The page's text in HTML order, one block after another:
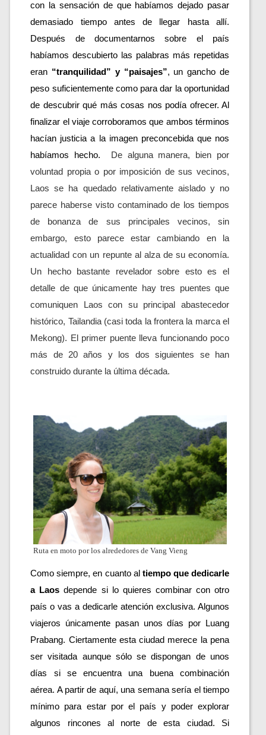
con la sensación de que habíamos dejado pasar
demasiado tiempo antes de llegar hasta allí.
Después de documentarnos sobre el país
habíamos descubierto las palabras más repetidas
eran “tranquilidad” y “paisajes”, un gancho de
peso suficientemente como para dar la oportunidad
de descubrir qué más cosas nos podía ofrecer. Al
finalizar el viaje corroboramos que ambos términos
hacían justicia a la imagen preconcebida que nos
habíamos hecho.
De alguna manera, bien por
voluntad propia o por imposición de sus vecinos,
Laos se ha quedado relativamente aislado y no
parece haberse visto contaminado de los tiempos
de bonanza de sus principales vecinos, sin
embargo, esto parece estar cambiando en la
actualidad con un repunte al alza de su economía.
Un hecho bastante revelador sobre esto es el
detalle de que únicamente hay tres puentes que
comuniquen Laos con su principal abastecedor
histórico, Tailandia (casi toda la frontera la marca el
Mekong). El primer puente lleva funcionando poco
más de 20 años y los dos siguientes se han
construido durante la última década.
Ruta en moto por los alrededores de Vang Vieng
Como siempre, en cuanto al tiempo que dedicarle
a Laos depende si lo quieres combinar con otro
país o vas a dedicarle atención exclusiva. Algunos
viajeros únicamente pasan unos días por Luang
Prabang. Ciertamente esta ciudad merece la pena
ser visitada aunque sólo se dispongan de unos
días si se encuentra una buena combinación
aérea. A partir de aquí, una semana sería el tiempo
mínimo para estar por el país y poder explorar
algunos rincones al norte de esta ciudad. Si